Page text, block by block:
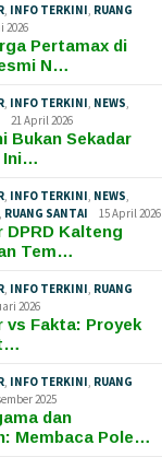
INFO TERKINI RUANG
2026
Pertamax di
N…
INFO TERKINI NEWS
21 April 2026
Bukan Sekadar
Ini…
INFO TERKINI NEWS
RUANG SANTAI 15 April 2026
DPRD Kalteng
Tem…
INFO TERKINI RUANG
2026
vs Fakta: Proyek
INFO TERKINI RUANG
2025
dan
Membaca Pole…